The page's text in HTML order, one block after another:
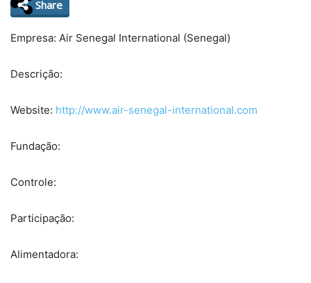
Share
Empresa: Air Senegal International (Senegal)
Descrição:
Website: http://www.air-senegal-international.com
Fundação:
Controle:
Participação:
Alimentadora: